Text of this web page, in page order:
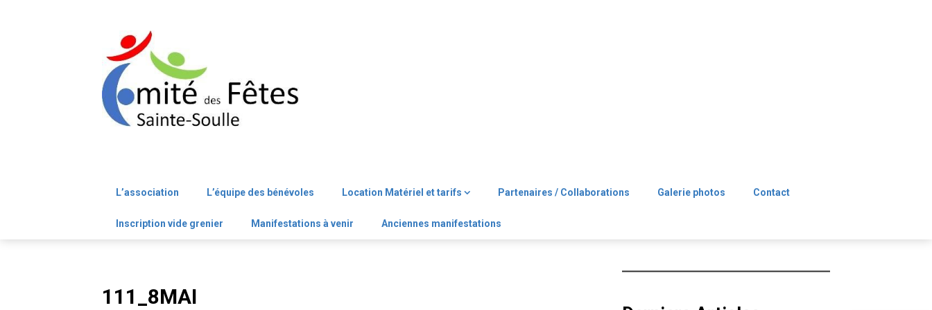
L’association L’équipe des bénévoles Location Matériel et tarifs Partenaires / Collaborations Galerie photos Contact
Inscription vide grenier Manifestations à venir Anciennes manifestations
111_8MAI